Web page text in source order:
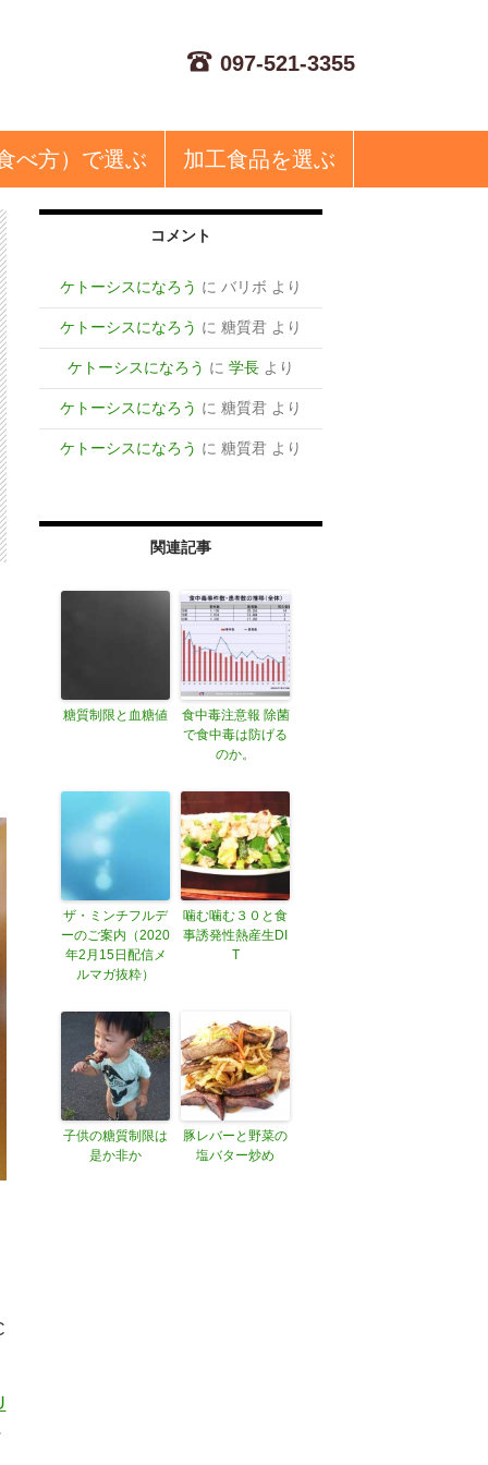
097-521-3355
食べ方）で選ぶ 加工食品を選ぶ
コメント
ケトーシスになろう にバリボ より
ケトーシスになろう に糖質君 より
ケトーシスになろう に学長 より
ケトーシスになろう に糖質君 より
ケトーシスになろう に糖質君 より
関連記事
糖質制限と血糖値
食中毒注意報 除菌
で食中毒は防げる
のか。
ザ・ミンチフルデ
ーのご案内（2020
年2月15日配信メ
ルマガ抜粋）
噛む噛む３０と食
事誘発性熱産生DI
T
子供の糖質制限は
是か非か
豚レバーと野菜の
塩バター炒め